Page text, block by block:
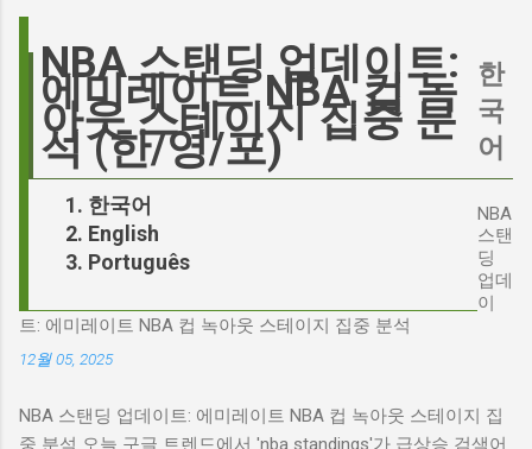
의 이미지가 원작과 부합하는지 여부를 넘어, 우
리가 '히스클리프'라는 인물에게 기대하는 바가
무엇인지, 그리고 배우가 그 기대를 어떻게 충족
시킬 수 있는지에 대한 근본적인 질문을 던집니
다. 다니엘 데이 루이스, '진정성'의 대명사 이 지
점에서 다니엘 데이 루이스의 이름이 등장하는
것은 결코 우연이 아닙니다. 그는 '메소드 연
기'의 극한을 보여주는 배우로서, 맡는 역할마다
완벽하게 몰입하여 실제 인물과 구분이 어려울
정도의 연기를 선보였습니다. <나의 왼발>에서
'Signalgate' 스캔들과 깊숙이 연결되어 있습니
다. 폭스뉴스 진행자 피트 헤게세스(Pete
Hegseth)를 중심으로 벌어진 이 스캔들은 예상
치 못한 인물, JD 밴스(JD Vance)의 이름까지 소
환하며 파장을 일으키고 있습니다. 왜 'jd'가 갑자
들이 어떻게 얽혀있는 것일까요? 최대100%세일
오늘의 특가 'Signalgate' 스캔들: 피트 헤게세스
의 그림자 먼저 'Signalgate' 스캔들의 핵심 인물
인 피트 헤게세스부터 살펴봐야 합니다. 최근 공
개된 국방부 감사 보고서에 따르면, 헤게세스는
스의 행위가 윤리적으로 심각한 문제를 야기하
며, 군의 명예를 훼손할 수 있다고 지적합니다.
NBA 스탠딩 업데이트:
에미레이트 NBA 컵 녹
아웃 스테이지 집중 분
석 (한/영/포)
한국어
English
Português
한
국
어
NBA
스탠
딩
업데
이
트: 에미레이트 NBA 컵 녹아웃 스테이지 집중 분석
12월 05, 2025
NBA 스탠딩 업데이트: 에미레이트 NBA 컵 녹아웃 스테이지 집
중 분석 오늘 구글 트렌드에서 'nba standings'가 급상승 검색어